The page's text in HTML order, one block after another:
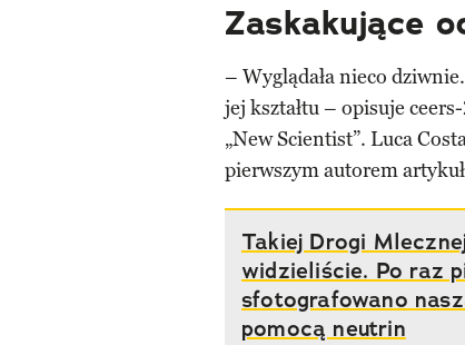
Zaskakujące
– Wyglądała nieco
jej kształtu – opisuje
„New Scientist”. Luca
pierwszym autorem
Takiej Drogi
widzieliście. Po raz
sfotografowano
pomocą neutrin